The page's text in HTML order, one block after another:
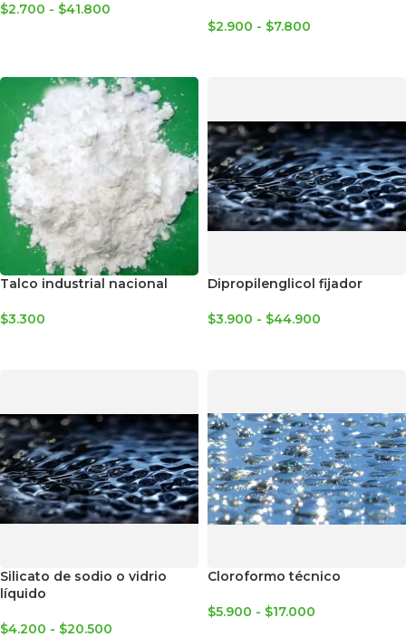
$2.700 - $41.800
$2.900 - $7.800
Talco industrial nacional
$3.300
Dipropilenglicol fijador
$3.900 - $44.900
Silicato de sodio o vidrio
líquido
$4.200 - $20.500
Cloroformo técnico
$5.900 - $17.000